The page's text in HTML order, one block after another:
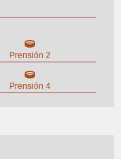
Prensión 2
Prensión 4